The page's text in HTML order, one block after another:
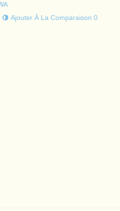
Ajouter À La Comparaison 0